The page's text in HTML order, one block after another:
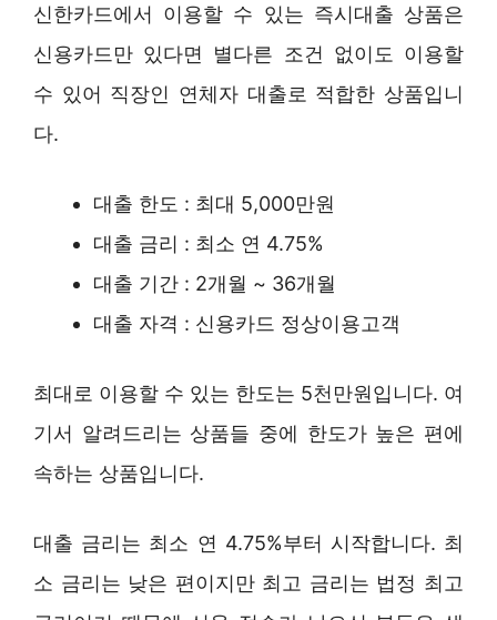
신한카드에서 이용할 수 있는 즉시대출 상품은
신용카드만 있다면 별다른 조건 없이도 이용할
수 있어 직장인 연체자 대출로 적합한 상품입니
다.
대출 한도 : 최대 5,000만원
대출 금리 : 최소 연 4.75%
대출 기간 : 2개월 ~ 36개월
대출 자격 : 신용카드 정상이용고객
최대로 이용할 수 있는 한도는 5천만원입니다. 여
기서 알려드리는 상품들 중에 한도가 높은 편에
속하는 상품입니다.
대출 금리는 최소 연 4.75%부터 시작합니다. 최
소 금리는 낮은 편이지만 최고 금리는 법정 최고